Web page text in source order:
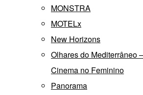
MONSTRA
MOTELx
New Horizons
Olhares do Mediterrâneo –
Cinema no Feminino
Panorama